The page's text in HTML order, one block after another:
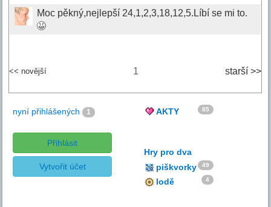
Moc pěkný,nejlepší 24,1,2,3,18,12,5.Líbí se mi to.
starší >>
<< novější 1
nyní přihlášených 1
Přihlásit
Vytvořit účet
AKTY 85
Hry pro dva
piškvorky
49
lodě 4